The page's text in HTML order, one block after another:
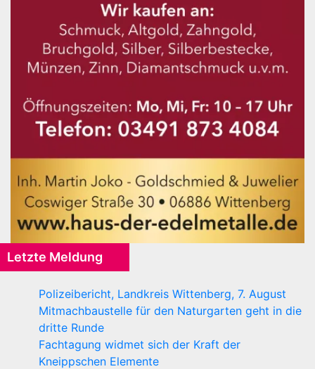
Letzte Meldung
Polizeibericht, Landkreis Wittenberg, 7. August
Mitmachbaustelle für den Naturgarten geht in die
dritte Runde
Fachtagung widmet sich der Kraft der
Kneippschen Elemente